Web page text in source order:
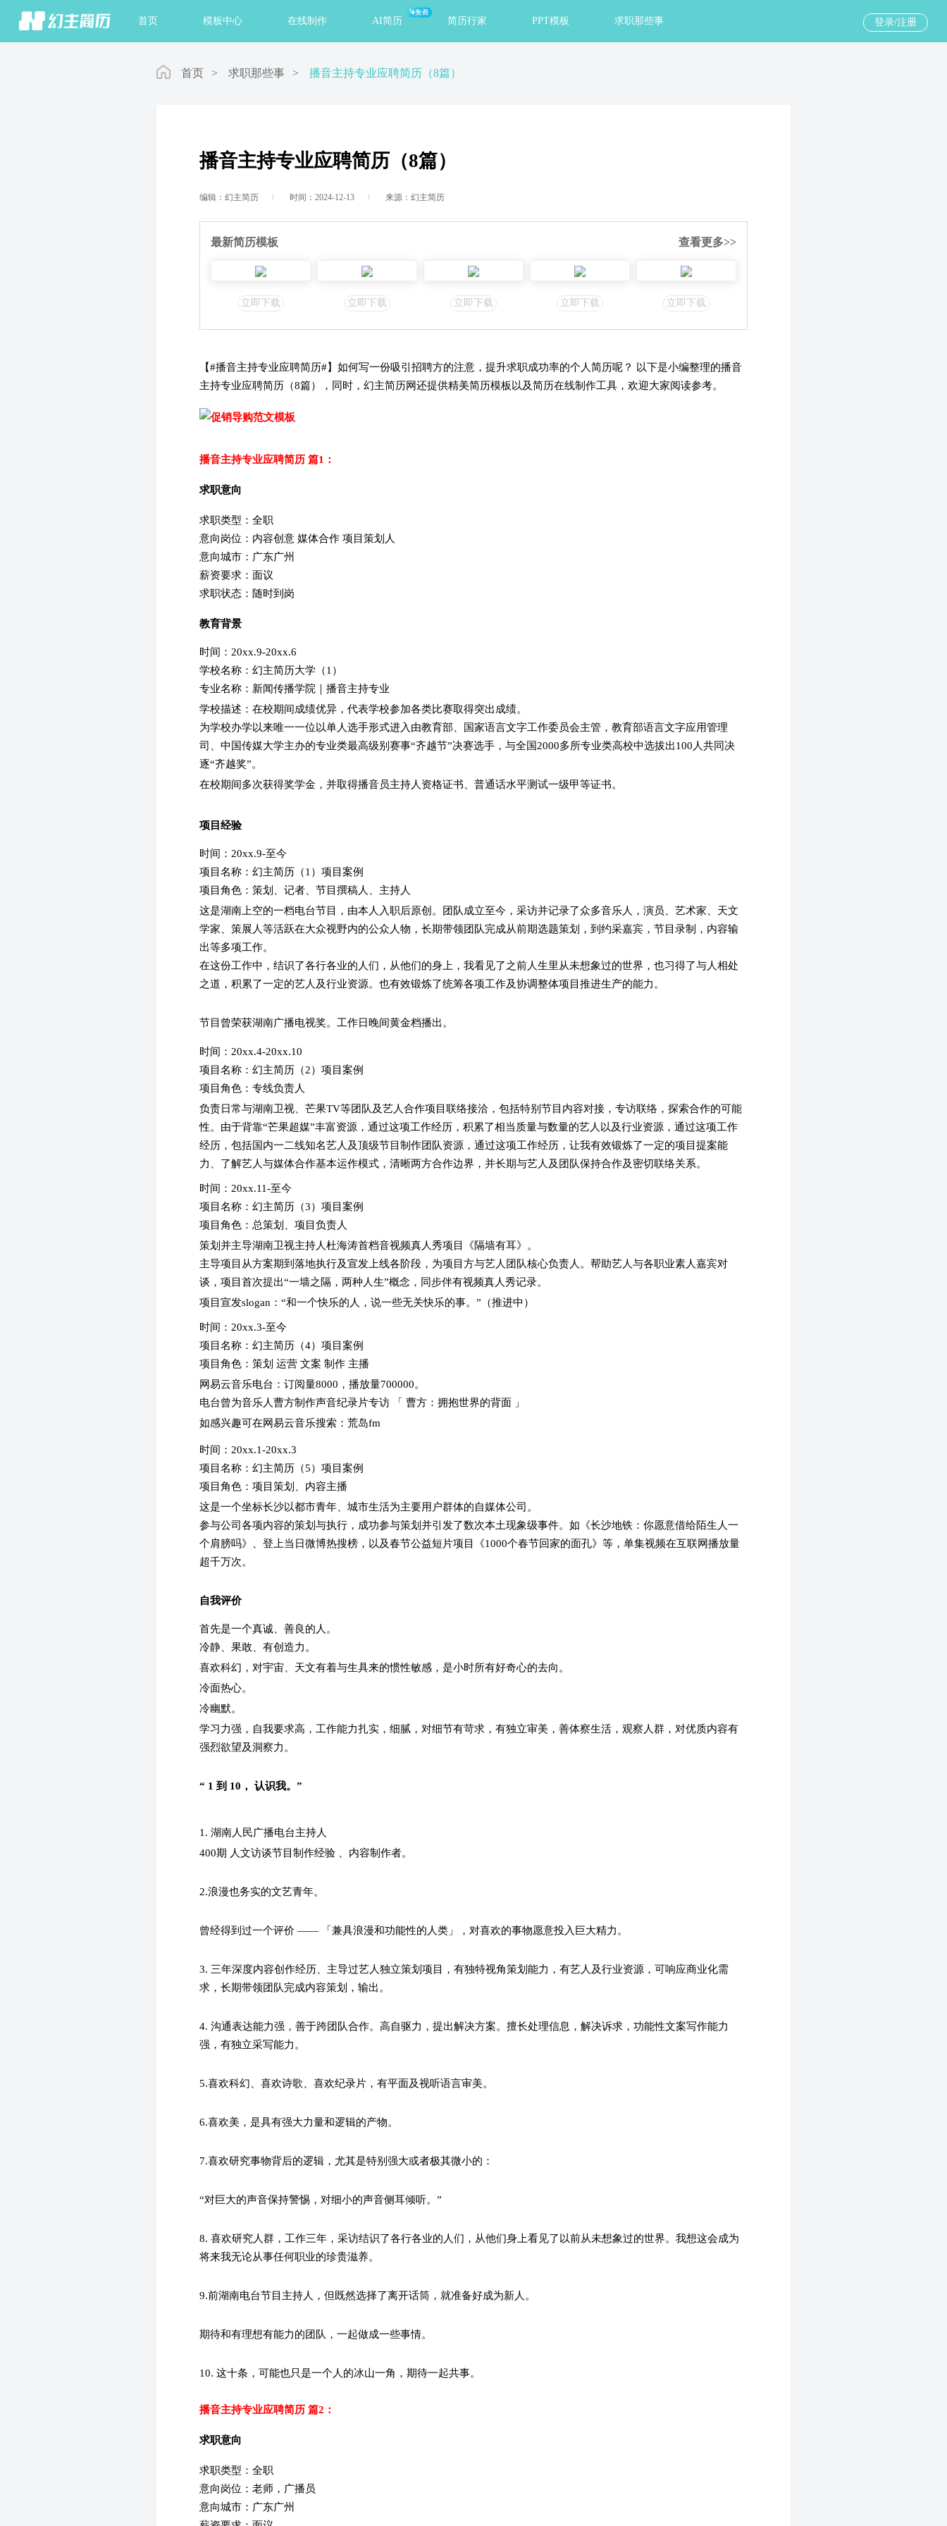
首页 模板中心 在线制作 AI简历
免费
简历行家 PPT模板 求职那些事 登录/注册
首页 > 求职那些事 > 播音主持专业应聘简历（8篇）
播音主持专业应聘简历（8篇）
编辑：幻主简历 时间：2024-12-13 来源：幻主简历
最新简历模板 查看更多>>
立即下载 立即下载 立即下载 立即下载 立即下载
【#播音主持专业应聘简历#】如何写一份吸引招聘方的注意，提升求职成功率的个人简历呢？ 以下是小编整理的播音
主持专业应聘简历（8篇），同时，幻主简历网还提供精美简历模板以及简历在线制作工具，欢迎大家阅读参考。
播音主持专业应聘简历 篇1：
求职意向
求职类型：全职
意向岗位：内容创意 媒体合作 项目策划人
意向城市：广东广州
薪资要求：面议
求职状态：随时到岗
教育背景
时间：20xx.9-20xx.6
学校名称：幻主简历大学（1）
专业名称：新闻传播学院｜播音主持专业
学校描述：在校期间成绩优异，代表学校参加各类比赛取得突出成绩。
为学校办学以来唯一一位以单人选手形式进入由教育部、国家语言文字工作委员会主管，教育部语言文字应用管理
司、中国传媒大学主办的专业类最高级别赛事“齐越节”决赛选手，与全国2000多所专业类高校中选拔出100人共同决
逐“齐越奖”。
在校期间多次获得奖学金，并取得播音员主持人资格证书、普通话水平测试一级甲等证书。
项目经验
时间：20xx.9-至今
项目名称：幻主简历（1）项目案例
项目角色：策划、记者、节目撰稿人、主持人
这是湖南上空的一档电台节目，由本人入职后原创。团队成立至今，采访并记录了众多音乐人，演员、艺术家、天文
学家、策展人等活跃在大众视野内的公众人物，长期带领团队完成从前期选题策划，到约采嘉宾，节目录制，内容输
出等多项工作。
在这份工作中，结识了各行各业的人们，从他们的身上，我看见了之前人生里从未想象过的世界，也习得了与人相处
之道，积累了一定的艺人及行业资源。也有效锻炼了统筹各项工作及协调整体项目推进生产的能力。
节目曾荣获湖南广播电视奖。工作日晚间黄金档播出。
时间：20xx.4-20xx.10
项目名称：幻主简历（2）项目案例
项目角色：专线负责人
负责日常与湖南卫视、芒果TV等团队及艺人合作项目联络接洽，包括特别节目内容对接，专访联络，探索合作的可能
性。由于背靠“芒果超媒”丰富资源，通过这项工作经历，积累了相当质量与数量的艺人以及行业资源，通过这项工作
经历，包括国内一二线知名艺人及顶级节目制作团队资源，通过这项工作经历，让我有效锻炼了一定的项目提案能
力、了解艺人与媒体合作基本运作模式，清晰两方合作边界，并长期与艺人及团队保持合作及密切联络关系。
时间：20xx.11-至今
项目名称：幻主简历（3）项目案例
项目角色：总策划、项目负责人
策划并主导湖南卫视主持人杜海涛首档音视频真人秀项目《隔墙有耳》。
主导项目从方案期到落地执行及宣发上线各阶段，为项目方与艺人团队核心负责人。帮助艺人与各职业素人嘉宾对
谈，项目首次提出“一墙之隔，两种人生”概念，同步伴有视频真人秀记录。
项目宣发slogan：“和一个快乐的人，说一些无关快乐的事。”（推进中）
时间：20xx.3-至今
项目名称：幻主简历（4）项目案例
项目角色：策划 运营 文案 制作 主播
网易云音乐电台：订阅量8000，播放量700000。
电台曾为音乐人曹方制作声音纪录片专访 「 曹方：拥抱世界的背面 」
如感兴趣可在网易云音乐搜索：荒岛fm
时间：20xx.1-20xx.3
项目名称：幻主简历（5）项目案例
项目角色：项目策划、内容主播
这是一个坐标长沙以都市青年、城市生活为主要用户群体的自媒体公司。
参与公司各项内容的策划与执行，成功参与策划并引发了数次本土现象级事件。如《长沙地铁：你愿意借给陌生人一
个肩膀吗》、登上当日微博热搜榜，以及春节公益短片项目《1000个春节回家的面孔》等，单集视频在互联网播放量
超千万次。
自我评价
首先是一个真诚、善良的人。
冷静、果敢、有创造力。
喜欢科幻，对宇宙、天文有着与生具来的惯性敏感，是小时所有好奇心的去向。
冷面热心。
冷幽默。
学习力强，自我要求高，工作能力扎实，细腻，对细节有苛求，有独立审美，善体察生活，观察人群，对优质内容有
强烈欲望及洞察力。
“ 1 到 10， 认识我。”
1. 湖南人民广播电台主持人
400期 人文访谈节目制作经验 、内容制作者。
2.浪漫也务实的文艺青年。
曾经得到过一个评价 —— 「兼具浪漫和功能性的人类」，对喜欢的事物愿意投入巨大精力。
3. 三年深度内容创作经历、主导过艺人独立策划项目，有独特视角策划能力，有艺人及行业资源，可响应商业化需
求，长期带领团队完成内容策划，输出。
4. 沟通表达能力强，善于跨团队合作。高自驱力，提出解决方案。擅长处理信息，解决诉求，功能性文案写作能力
强，有独立采写能力。
5.喜欢科幻、喜欢诗歌、喜欢纪录片，有平面及视听语言审美。
6.喜欢美，是具有强大力量和逻辑的产物。
7.喜欢研究事物背后的逻辑，尤其是特别强大或者极其微小的：
“对巨大的声音保持警惕，对细小的声音侧耳倾听。”
8. 喜欢研究人群，工作三年，采访结识了各行各业的人们，从他们身上看见了以前从未想象过的世界。我想这会成为
将来我无论从事任何职业的珍贵滋养。
9.前湖南电台节目主持人，但既然选择了离开话筒，就准备好成为新人。
期待和有理想有能力的团队，一起做成一些事情。
10. 这十条，可能也只是一个人的冰山一角，期待一起共事。
播音主持专业应聘简历 篇2：
求职意向
求职类型：全职
意向岗位：老师，广播员
意向城市：广东广州